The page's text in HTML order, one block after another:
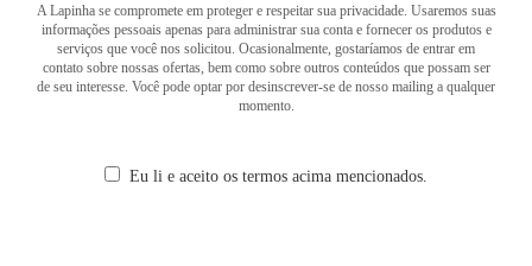
A Lapinha se compromete em proteger e respeitar sua privacidade. Usaremos suas
informações pessoais apenas para administrar sua conta e fornecer os produtos e
serviços que você nos solicitou. Ocasionalmente, gostaríamos de entrar em
contato sobre nossas ofertas, bem como sobre outros conteúdos que possam ser
de seu interesse. Você pode optar por desinscrever-se de nosso mailing a qualquer
momento.
Eu li e aceito os termos acima mencionados.